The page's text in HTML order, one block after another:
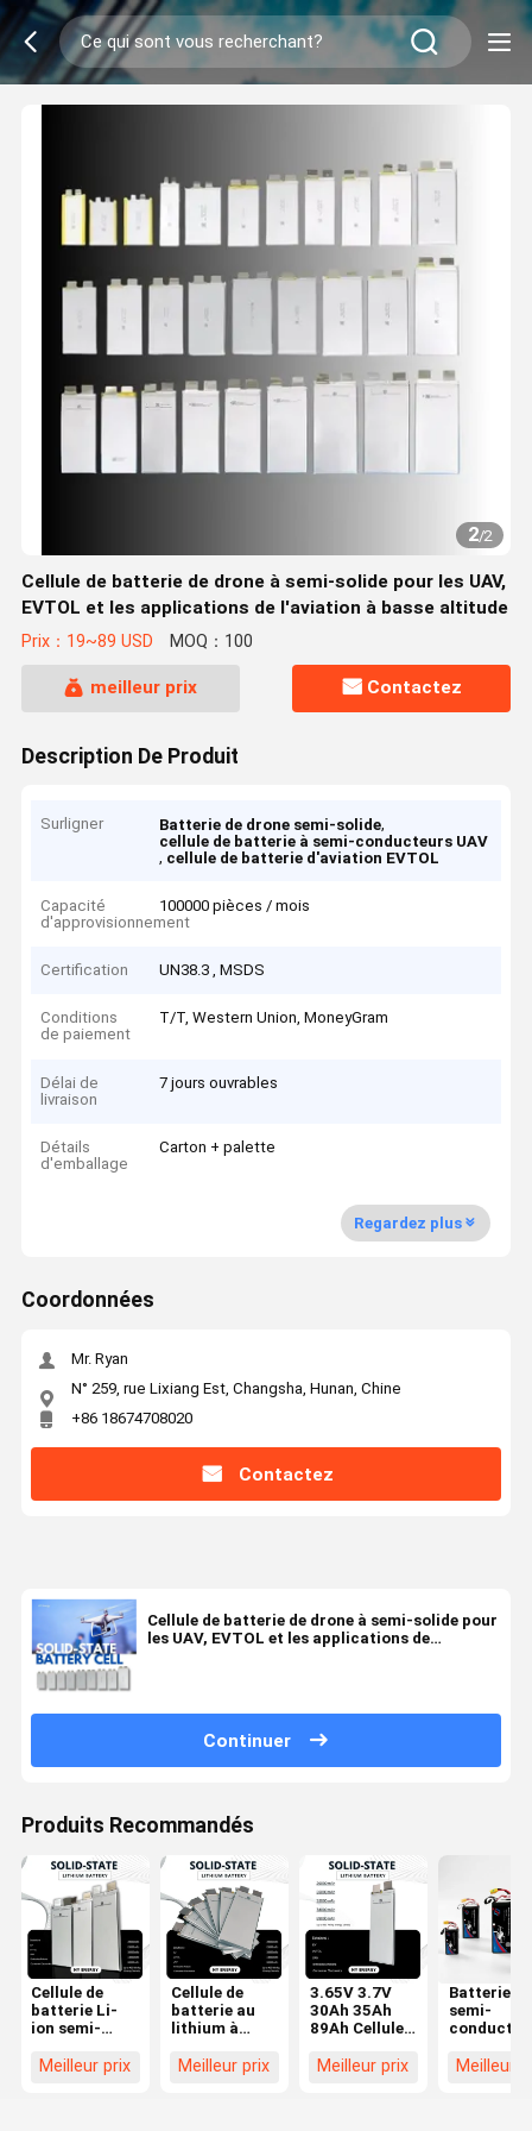
1/2
Cellule de batterie de drone à semi-solide pour les UAV,
EVTOL et les applications de l'aviation à basse altitude
Prix：19~89 USD MOQ：100
meilleur prix Contactez
Description De Produit
Surligner Batterie de drone semi-solide,
cellule de batterie à semi-conducteurs UAV
, cellule de batterie d'aviation EVTOL
Capacité
d'approvisionnement
100000 pièces / mois
Certification UN38.3 , MSDS
Conditions
de paiement
T/T, Western Union, MoneyGram
Délai de
livraison
7 jours ouvrables
Détails
d'emballage
Carton + palette
Regardez plus
Coordonnées
Mr. Ryan
N° 259, rue Lixiang Est, Changsha, Hunan, Chine
+86 18674708020
Contactez
Cellule de batterie de drone à semi-solide pour
les UAV, EVTOL et les applications de
Continuer
Produits Recommandés
Cellule de
batterie Li-
ion semi-
rechargeable
Meilleur prix
Cellule de
batterie au
lithium à
avancée
Meilleur prix
3.65V 3.7V
30Ah 35Ah
89Ah Cellule à
semi-solide
Meilleur prix
Batterie à
semi-
Meilleur